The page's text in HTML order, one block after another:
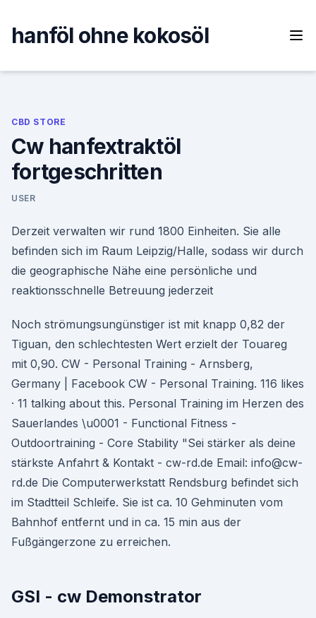
content
hanföl ohne kokosöl
CBD STORE
Cw hanfextraktöl
fortgeschritten
USER
Derzeit verwalten wir rund 1800 Einheiten. Sie alle
befinden sich im Raum Leipzig/Halle, sodass wir durch
die geographische Nähe eine persönliche und
reaktionsschnelle Betreuung jederzeit
Noch strömungsungünstiger ist mit knapp 0,82 der
Tiguan, den schlechtesten Wert erzielt der Touareg
mit 0,90. CW - Personal Training - Arnsberg,
Germany | Facebook CW - Personal Training. 116 likes
· 11 talking about this. Personal Training im Herzen des
Sauerlandes \u0001 - Functional Fitness -
Outdoortraining - Core Stability "Sei stärker als deine
stärkste Anfahrt & Kontakt - cw-rd.de Email: info@cw-
rd.de Die Computerwerkstatt Rendsburg befindet sich
im Stadtteil Schleife. Sie ist ca. 10 Gehminuten vom
Bahnhof entfernt und in ca. 15 min aus der
Fußgängerzone zu erreichen.
GSI - cw Demonstrator